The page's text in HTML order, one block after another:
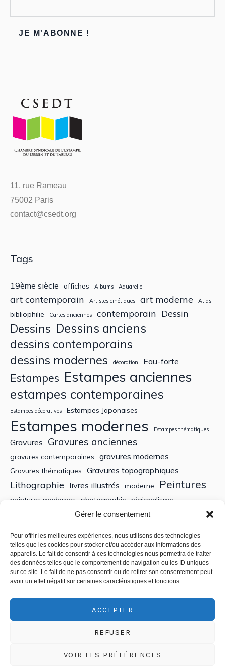
Gérer le consentement
Pour offrir les meilleures expériences, nous utilisons des technologies
telles que les cookies pour stocker et/ou accéder aux informations des
appareils. Le fait de consentir à ces technologies nous permettra de traiter
des données telles que le comportement de navigation ou les ID uniques
sur ce site. Le fait de ne pas consentir ou de retirer son consentement peut
avoir un effet négatif sur certaines caractéristiques et fonctions.
ACCEPTER
REFUSER
VOIR LES PRÉFÉRENCES
11, rue Rameau
75002 Paris
contact@csedt.org
Tags
19ème siècle affiches Albums Aquarelle
art contemporain Artistes cinétiques art moderne Atlas
bibliophilie Cartes anciennes contemporain Dessin
Dessins Dessins anciens
dessins contemporains
dessins modernes décoration Eau-forte
Estampes Estampes anciennes
estampes contemporaines
Estampes décoratives Estampes Japonaises
Estampes modernes Estampes thématiques
Gravures Gravures anciennes
gravures contemporaines gravures modernes
Gravures thématiques Gravures topographiques
Lithographie livres illustrés moderne Peintures
peintures modernes photographie régionalisme
Tableaux anciens XIXe siècle
Recherche